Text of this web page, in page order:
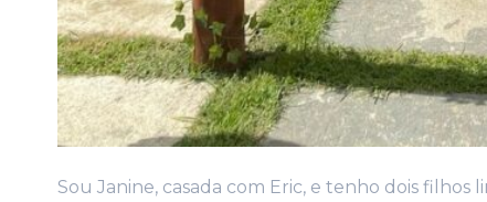
Sou Janine, casada com Eric, e tenho dois filhos